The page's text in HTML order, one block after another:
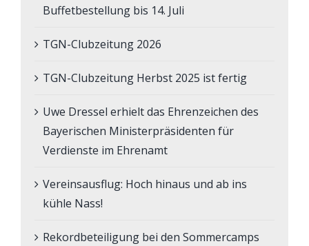
Buffetbestellung bis 14. Juli
TGN-Clubzeitung 2026
TGN-Clubzeitung Herbst 2025 ist fertig
Uwe Dressel erhielt das Ehrenzeichen des
Bayerischen Ministerpräsidenten für
Verdienste im Ehrenamt
Vereinsausflug: Hoch hinaus und ab ins
kühle Nass!
Rekordbeteiligung bei den Sommercamps